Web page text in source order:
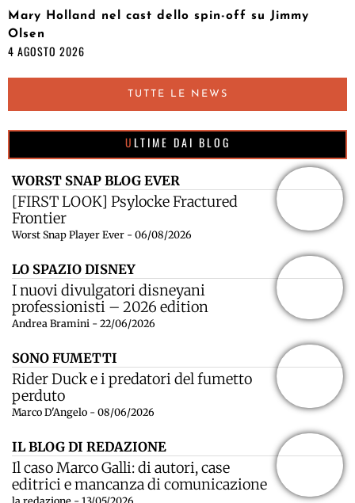
Mary Holland nel cast dello spin-off su Jimmy
Olsen
4 AGOSTO 2026
TUTTE LE NEWS
ULTIME DAI BLOG
WORST SNAP BLOG EVER
[FIRST LOOK] Psylocke Fractured
Frontier
Worst Snap Player Ever - 06/08/2026
LO SPAZIO DISNEY
I nuovi divulgatori disneyani
professionisti – 2026 edition
Andrea Bramini - 22/06/2026
SONO FUMETTI
Rider Duck e i predatori del fumetto
perduto
Marco D'Angelo - 08/06/2026
IL BLOG DI REDAZIONE
Il caso Marco Galli: di autori, case
editrici e mancanza di comunicazione